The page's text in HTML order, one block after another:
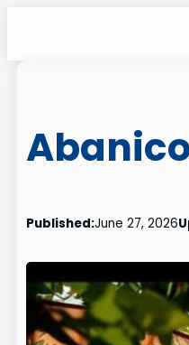
Published:June 27, 2026